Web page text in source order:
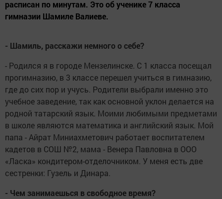
расписан по минутам. Это об ученике 7 класса
гимназии Шамиле Валиеве.
- Шамиль, расскажи немного о себе?
- Родился я в городе Мензелинске. С 1 класса посещал
прогимназию, в 3 классе перешел учиться в гимназию,
где до сих пор и учусь. Родители выбрали именно это
учебное заведение, так как основной уклон делается на
родной татарский язык. Моими любимыми предметами
в школе являются математика и английский язык. Мой
папа - Айрат Миниахметович работает воспитателем
кадетов в СОШ №2, мама - Венера Павловна в ООО
«Ласка» кондитером-отделочником. У меня есть две
сестренки: Гузель и Динара.
- Чем занимаешься в свободное время?